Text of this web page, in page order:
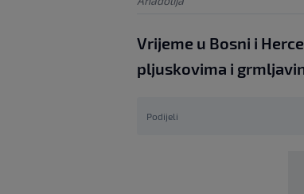
Vrijeme u Bosni i
pljuskovima i
Podijeli